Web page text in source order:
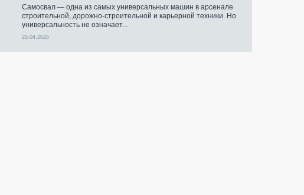
Самосвал — одна из самых универсальных машин в арсенале
строительной, дорожно-строительной и карьерной техники. Но
универсальность не означает...
25.04.2025